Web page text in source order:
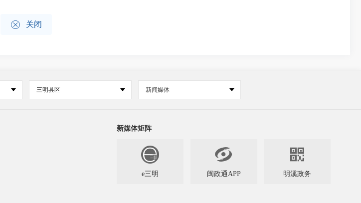
 关闭
三明县区 新闻媒体
新媒体矩阵
e三明

闽政通APP

明溪政务